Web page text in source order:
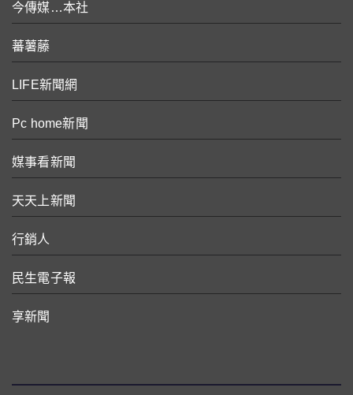
今傳媒…本社
蕃薯藤
LIFE新聞網
Pc home新聞
媒事看新聞
天天上新聞
行銷人
民生電子報
享新聞